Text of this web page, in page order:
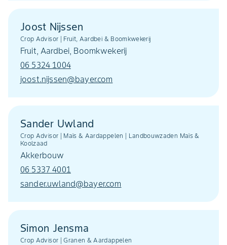
Joost Nijssen
Crop Advisor | Fruit, Aardbei & Boomkwekerij
Fruit, Aardbei, Boomkwekerij
06 5324 1004
joost.nijssen@bayer.com
Sander Uwland
Crop Advisor | Maïs & Aardappelen | Landbouwzaden Maïs &
Koolzaad
Akkerbouw
06 5337 4001
sander.uwland@bayer.com
Simon Jensma
Crop Advisor | Granen & Aardappelen